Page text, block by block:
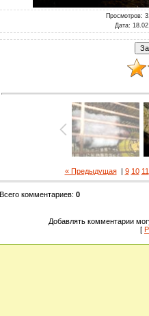
Просмотров:
Дата:
« Предыдущая| 9 10 11
Всего комментариев: 0
Добавлять комментарии
[